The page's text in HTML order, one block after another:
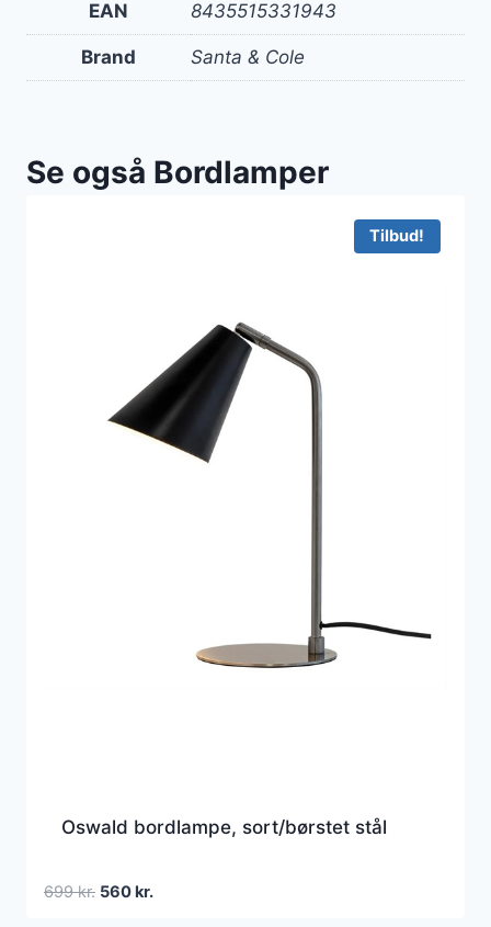
EAN 8435515331943
Brand Santa & Cole
Se også Bordlamper
Tilbud!
Oswald bordlampe, sort/børstet stål
699kr. Den
560kr.Den